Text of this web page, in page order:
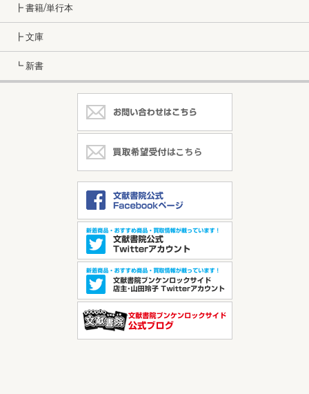
┣ 書籍/単行本
┣ 文庫
┗ 新書